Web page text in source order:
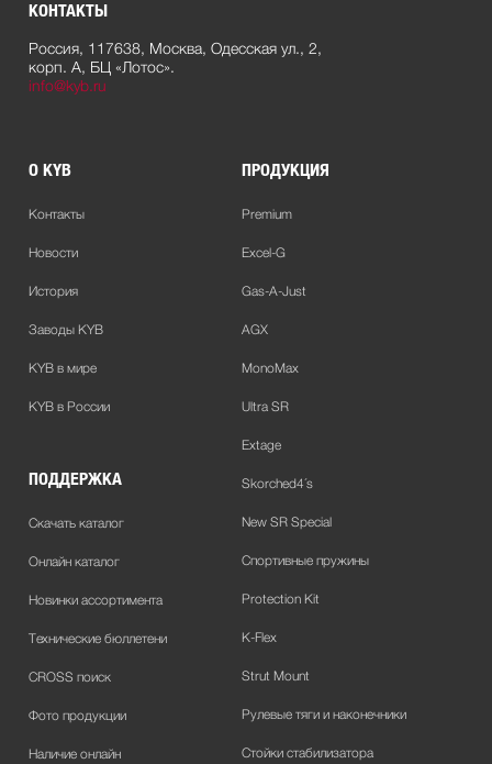
КОНТАКТЫ
Россия, 117638, Москва, Одесская ул., 2,
корп. А, БЦ «Лотос».
info@kyb.ru
О KYB
Контакты
Новости
История
Заводы KYB
KYB в мире
KYB в России
ПОДДЕРЖКА
Скачать каталог
Онлайн каталог
Новинки ассортимента
Технические бюллетени
CROSS поиск
Фото продукции
Наличие онлайн
ПРОДУКЦИЯ
Premium
Excel-G
Gas-A-Just
AGX
MonoMax
Ultra SR
Extage
Skorched4´s
New SR Special
Спортивные пружины
Protection Kit
K-Flex
Strut Mount
Рулевые тяги и наконечники
Стойки стабилизатора